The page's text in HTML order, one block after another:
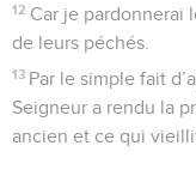
12 Car je pardonnerai
de leurs péchés.
13 Par le simple fait
Seigneur a rendu la
ancien et ce qui